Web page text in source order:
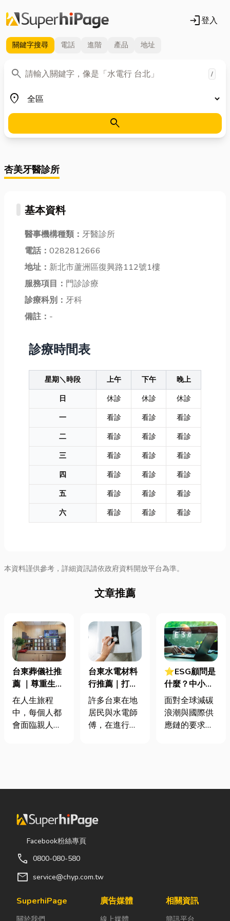
login登入
關鍵字搜尋 電話 進階 產品 地址
search
關鍵字 /
place
地區
search
杏美牙醫診所
基本資料
醫事機構種類： 牙醫診所
電話： 0282812666
地址： 新北市蘆洲區復興路112號1樓
服務項目： 門診診療
診療科別： 牙科
備註： -
診療時間表
星期＼時段 上午 下午
晚上
日
休診 休診
休診
一
看診 看診
看診
二
看診 看診
看診
三
看診 看診
看診
四
看診 看診
看診
五
看診 看診
看診
六
看診 看診 看診
本資料謹供參考，詳細資訊請依政府資料開放平台為準。
文章推薦
台東葬儀社推
薦 ｜尊重生
命、貼心陪伴
每一段告別
在人生旅程
中，每個人都
會面臨親人離
儀社，不只是
式，更是讓家
屬在艱難時刻
獲得專業協助
從遺體接運、
禮儀規劃、告
後續的行政協
台東水電材料
行推薦｜打造
安全耐用的居
家環境
許多台東在地
居民與水電師
傅，在進行居
料行採購。除
照施工需求，
馬達、衛浴設
關產品。 無論
⭐ESG顧問是
什麼？中小企
業挑選四大永
續顧問服務的
實用指南
面對全球減碳
浪潮與國際供
應鏈的要求，
要求提供「碳
真的需要找
Facebook粉絲專頁
call 0800-080-580
mail service@chyp.com.tw
SuperhiPage
關於我們
廣告媒體
線上媒體
相關資訊
簡訊平台